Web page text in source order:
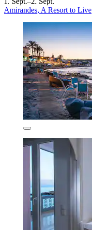
Amirandes, A Resort to Live